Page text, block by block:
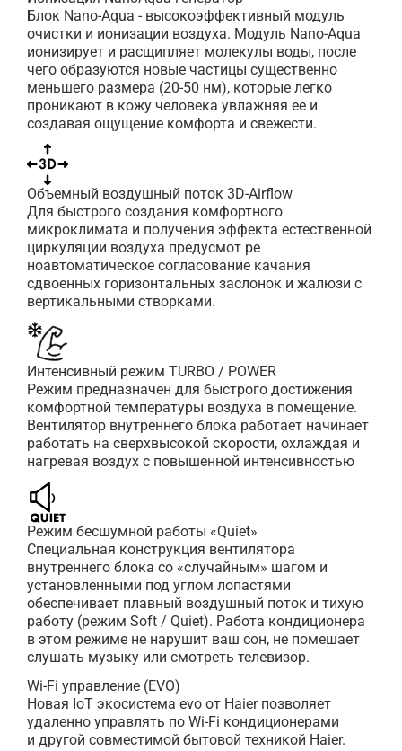
Блок Nano-Aqua - высокоэффективный модуль
очистки и ионизации воздуха. Модуль Nano-Aqua
ионизирует и расщипляет молекулы воды, после
чего образуются новые частицы существенно
меньшего размера (20-50 нм), которые легко
проникают в кожу человека увлажняя ее и
создавая ощущение комфорта и свежести.
Объемный воздушный поток 3D-Airflow
Для быстрого создания комфортного
микроклимата и получения эффекта естественной
циркуляции воздуха предусмот ре
ноавтоматическое согласование качания
сдвоенных горизонтальных заслонок и жалюзи с
вертикальными створками.
Интенсивный режим TURBO / POWER
Режим предназначен для быстрого достижения
комфортной температуры воздуха в помещение.
Вентилятор внутреннего блока работает начинает
работать на сверхвысокой скорости, охлаждая и
нагревая воздух с повышенной интенсивностью
Режим бесшумной работы «Quiet»
Специальная конструкция вентилятора
внутреннего блока со «случайным» шагом и
установленными под углом лопастями
обеспечивает плавный воздушный поток и тихую
работу (режим Soft / Quiet). Работа кондиционера
в этом режиме не нарушит ваш сон, не помешает
слушать музыку или смотреть телевизор.
Wi-Fi управление (EVO)
Новая IoT экосистема evo от Haier позволяет
удаленно управлять по Wi-Fi кондиционерами
и другой совместимой бытовой техникой Haier.